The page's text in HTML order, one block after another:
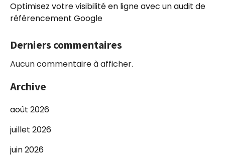
Optimisez votre visibilité en ligne avec un audit de
référencement Google
Derniers commentaires
Aucun commentaire à afficher.
Archive
août 2026
juillet 2026
juin 2026